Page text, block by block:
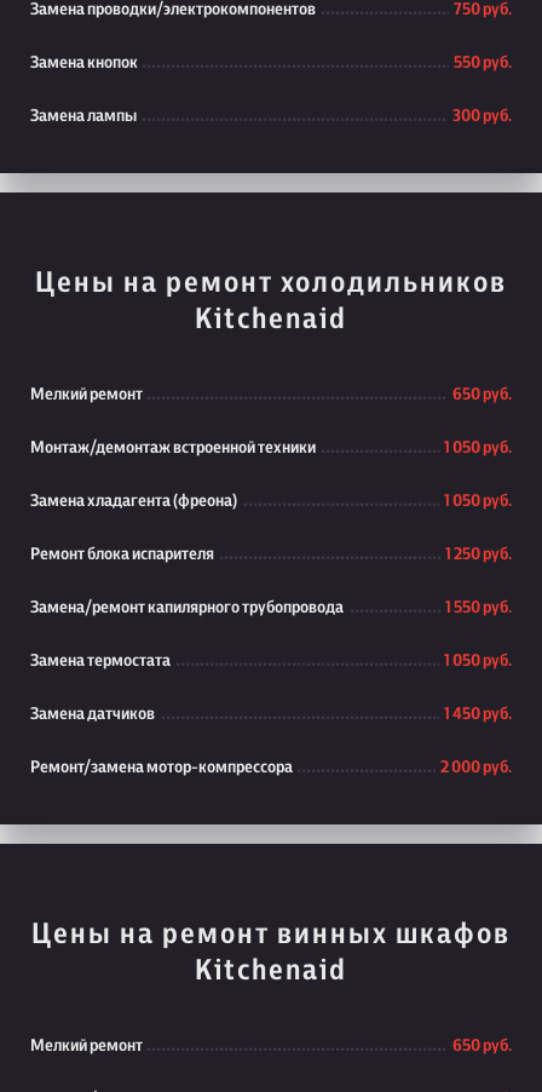
Замена проводки/электрокомпонентов 750 руб.
Замена кнопок 550 руб.
Замена лампы 300 руб.
Цены на ремонт холодильников
Kitchenaid
Мелкий ремонт 650 руб.
Монтаж/демонтаж встроенной техники 1 050 руб.
Замена хладагента (фреона) 1 050 руб.
Ремонт блока испарителя 1 250 руб.
Замена/ремонт капилярного трубопровода 1 550 руб.
Замена термостата 1 050 руб.
Замена датчиков 1 450 руб.
Ремонт/замена мотор-компрессора 2 000 руб.
Цены на ремонт винных шкафов
Kitchenaid
Мелкий ремонт 650 руб.